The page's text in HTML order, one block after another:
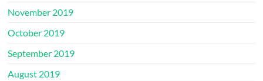
November 2019
October 2019
September 2019
August 2019